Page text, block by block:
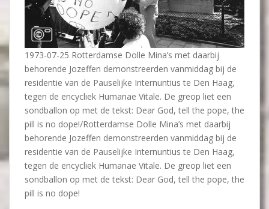
1973-07-25 Rotterdamse Dolle Mina’s met daarbij
behorende Jozeffen demonstreerden vanmiddag bij de
residentie van de Pauselijke Internuntius te Den Haag,
tegen de encycliek Humanae Vitale. De greop liet een
sondballon op met de tekst: Dear God, tell the pope, the
pill is no dope!/Rotterdamse Dolle Mina’s met daarbij
behorende Jozeffen demonstreerden vanmiddag bij de
residentie van de Pauselijke Internuntius te Den Haag,
tegen de encycliek Humanae Vitale. De greop liet een
sondballon op met de tekst: Dear God, tell the pope, the
pill is no dope!